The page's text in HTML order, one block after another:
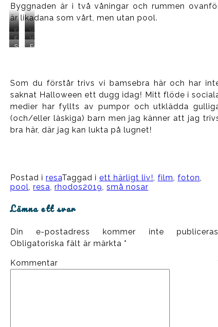
oss!
Byggnaden är i två våningar och rummen
är likadana som vårt, men utan pool.
Förmiddagsdopp
i
måndags
Vårt
annex
från
Eftermiddagsglass
i
vårt
rum)
igår
kl
Våra
grannar
två
gånger.
Dom
utnyttjar
direkt
sin
uteplats
poolen
som
ligger
sol
längst
alla!
(foto
kl
ikväll)
Stigen
och
går
precis
norr
vår
lilla
byggnad
Förmiddagsdopp
Som du förstår trivs vi bamsebra här och har
saknat Halloween ett dugg idag! Mitt flöde i
medier har fyllts av pumpor och utklädda
(och/eller läskiga) barn men jag känner att jag
bra här, där jag kan lukta på lugnet!
Postad i resaTaggad i ett härligt liv!, film, foton,
pool, resa, rhodos2019, små nosar
Lämna ett svar
Din e-postadress kommer inte
Obligatoriska fält är märkta *
Kommentar